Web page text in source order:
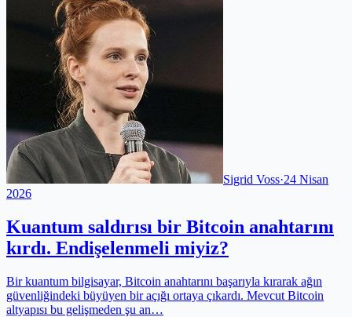
Sigrid Voss·24 Nisan
2026
Kuantum saldırısı bir Bitcoin anahtarını
kırdı. Endişelenmeli miyiz?
Bir kuantum bilgisayar, Bitcoin anahtarını başarıyla kırarak ağın
güvenliğindeki büyüyen bir açığı ortaya çıkardı. Mevcut Bitcoin
altyapısı bu gelişmeden şu an…